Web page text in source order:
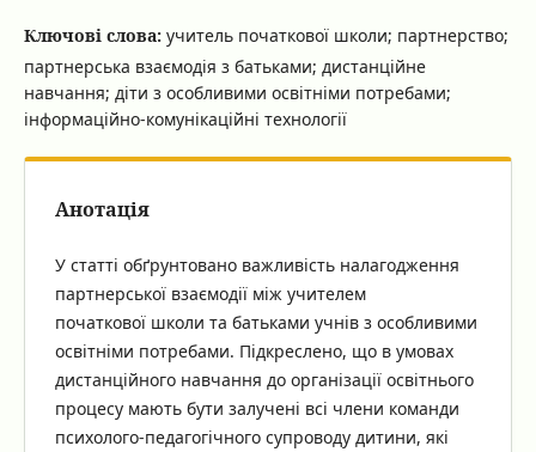
Ключові слова: учитель початкової школи; партнерство;
партнерська взаємодія з батьками; дистанційне
навчання; діти з особливими освітніми потребами;
інформаційно-комунікаційні технології
Анотація
У статті обґрунтовано важливість налагодження
партнерської взаємодії між учителем
початкової школи та батьками учнів з особливими
освітніми потребами. Підкреслено, що в умовах
дистанційного навчання до організації освітнього
процесу мають бути залучені всі члени команди
психолого-педагогічного супроводу дитини, які